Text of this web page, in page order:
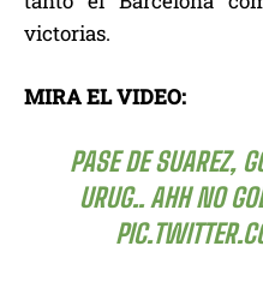
victorias.
MIRA EL VIDEO:
PASE DE SUAREZ,
URUG.. AHH NO